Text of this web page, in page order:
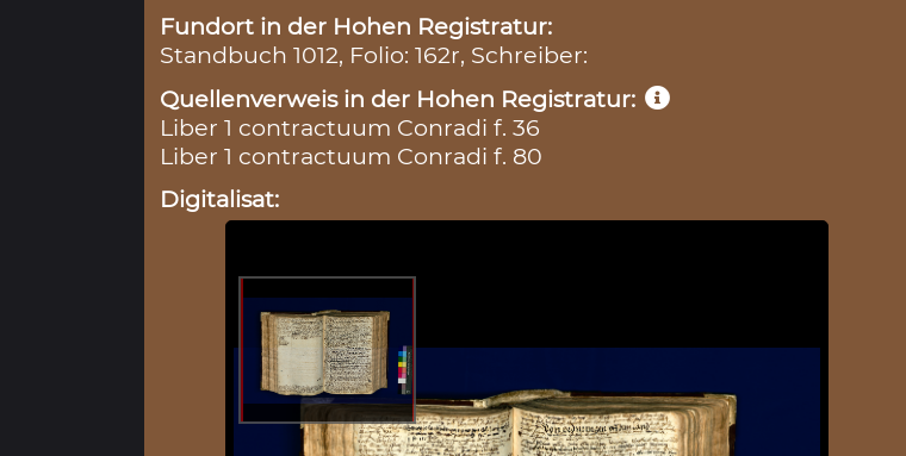
Fundort in der Hohen Registratur:
Standbuch 1012, Folio: 162r, Schreiber:
Quellenverweis in der Hohen Registratur:
Liber 1 contractuum Conradi f. 36
Liber 1 contractuum Conradi f. 80
Digitalisat: